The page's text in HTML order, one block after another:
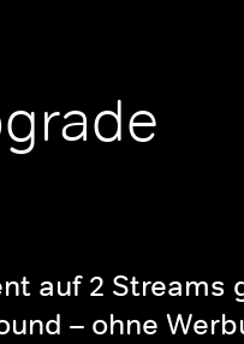
auf 2 Streams
– ohne